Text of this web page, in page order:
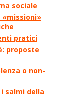
sociale
«missioni»
pratici
proposte
o non-
salmi della